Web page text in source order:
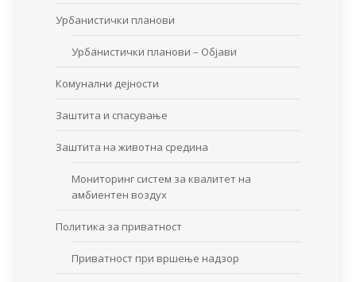
Урбанистички планови
Урбанистички планови – Објави
Комунални дејности
Заштита и спасување
Заштита на животна средина
Мониторинг систем за квалитет на
амбиентен воздух
Политика за приватност
Приватност при вршење надзор